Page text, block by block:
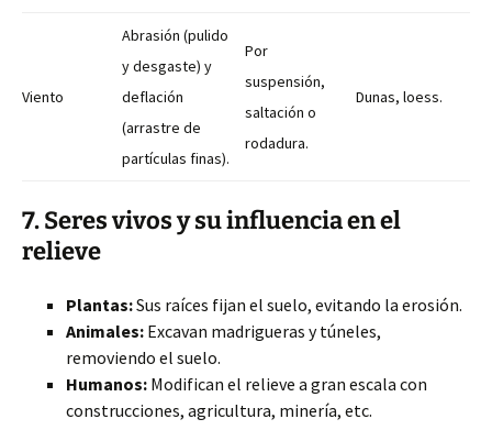
Viento
Abrasión (pulido
y desgaste) y
deflación
(arrastre de
partículas finas).
Por
suspensión,
saltación o
rodadura.
Dunas, loess.
7. Seres vivos y su influencia en el
relieve
Plantas:Sus raíces fijan el suelo, evitando la erosión.
Animales: Excavan madrigueras y túneles,
removiendo el suelo.
Humanos: Modifican el relieve a gran escala con
construcciones, agricultura, minería, etc.